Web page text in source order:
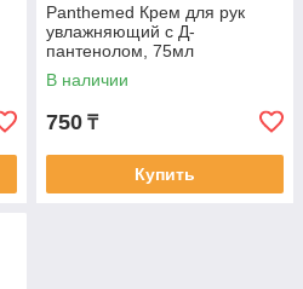
Panthemed Крем для рук
увлажняющий с Д-
пантенолом, 75мл
В наличии
750 ₸
Купить